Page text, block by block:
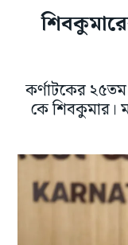
কর্ণাটকের ২৫তম
কে শিবকুমার।